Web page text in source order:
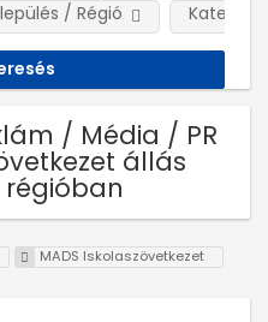
/ Régió
/ Média / PR
állás
MADS Iskolaszövetkezet